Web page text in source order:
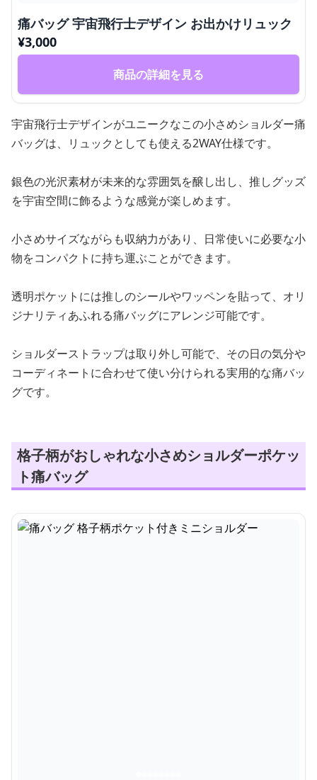
痛バッグ 宇宙飛行士デザイン お出かけリュック
¥3,000
商品の詳細を見る
宇宙飛行士デザインがユニークなこの小さめショルダー痛
バッグは、リュックとしても使える2WAY仕様です。
銀色の光沢素材が未来的な雰囲気を醸し出し、推しグッズ
を宇宙空間に飾るような感覚が楽しめます。
小さめサイズながらも収納力があり、日常使いに必要な小
物をコンパクトに持ち運ぶことができます。
透明ポケットには推しのシールやワッペンを貼って、オリ
ジナリティあふれる痛バッグにアレンジ可能です。
ショルダーストラップは取り外し可能で、その日の気分や
コーディネートに合わせて使い分けられる実用的な痛バッ
グです。
格子柄がおしゃれな小さめショルダーポケッ
ト痛バッグ